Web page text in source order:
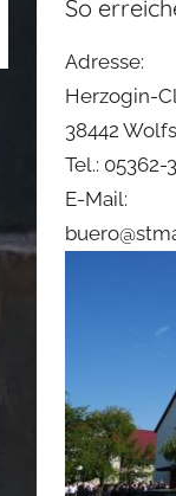
So
Adresse:
Herzogin-
38442
Tel.: 05362-
E-Mail: